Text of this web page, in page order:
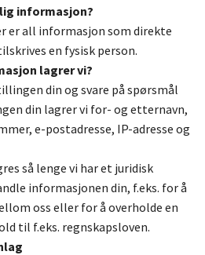
informasjon?
er all informasjon som direkte
en fysisk person.
lagrer vi?
din og svare på spørsmål
din lagrer vi for- og etternavn,
e-postadresse, IP-adresse og
så lenge vi har et juridisk
informasjonen din, f.eks. for å
oss eller for å overholde en
til f.eks. regnskapsloven.